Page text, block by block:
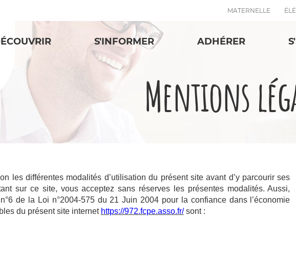
MATERNELLE
S'INFORMER ADHÉRER
Mentions
les différentes modalités d’utilisation du présent site avant d’y parcourir ses
sur ce site, vous acceptez sans réserves les présentes modalités. Aussi,
de la Loi n°2004-575 du 21 Juin 2004 pour la confiance dans l’économie
du présent site internet https://972.fcpe.asso.fr/sont :